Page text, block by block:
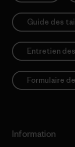
Guide des
Entretien
Formulaire
Information